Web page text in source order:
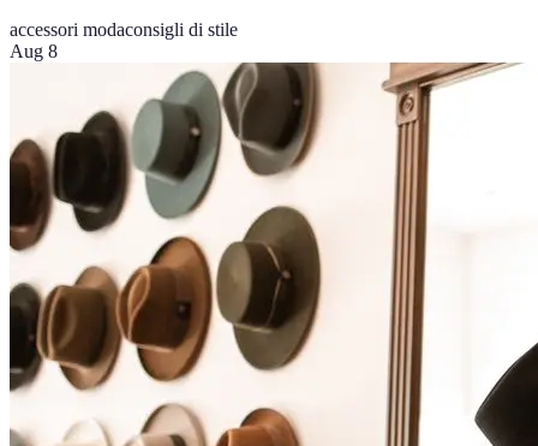
accessori modaconsigli di stile
Aug 8